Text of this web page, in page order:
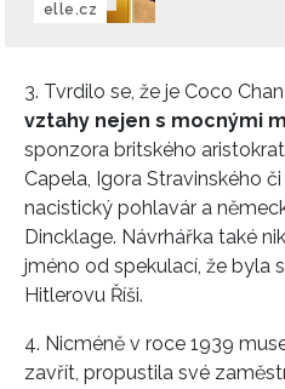
elle.cz
3. Tvrdilo se, že je Coco
vztahy nejen s mocnými
sponzora britského
Capela, Igora Stravinského
nacistický pohlavár a
Dincklage. Návrhářka také
jméno od spekulací, že byla
Hitlerovu Říši.
4. Nicméně v roce 1939
zavřít, propustila své